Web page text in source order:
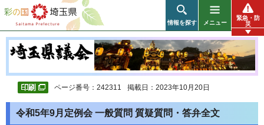
彩の国 埼玉県
情報を探す メニュー
緊急・防
災
ページ番号：242311 掲載日：2023年10月20日
令和5年9月定例会 一般質問 質疑質問・答弁全文